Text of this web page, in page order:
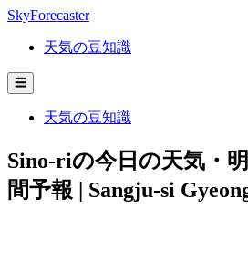
SkyForecaster
天気の豆知識
☰
天気の豆知識
Sino-riの今日の天気・
間予報 | Sangju-si